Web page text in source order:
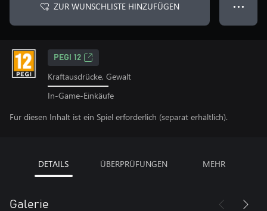
ZUR WUNSCHLISTE HINZUFÜGEN ● ● ●
PEGI 12
Kraftausdrücke, Gewalt
In-Game-Einkäufe
Für diesen Inhalt ist ein Spiel erforderlich (separat erhältlich).
DETAILS ÜBERPRÜFUNGEN MEHR
Galerie